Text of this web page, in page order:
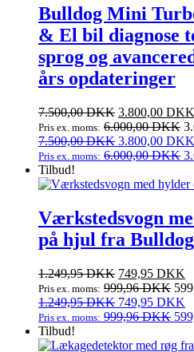
kan
vælges
på
Bulldog Mini
& El bil diagnose
sprog og
års opdateringer
7.500,00DKK Den
oprindelige
pris
var:
3.800,00 DKK
Pris ex. moms: 6.000,00DKK
7.500,00DKK Den
oprindelige
var:
3.800,00 DKK
Pris ex. moms: 6.000,00DKK
Tilbud!
Værkstedsvogn
på hjul fra Bulldog
1.249,95DKK Den
oprindelige
pris
var:
749,95 DKK
Pris ex. moms: 999,96DKK
1.249,95DKK Den
oprindelige
var:
749,95 DKK
er:
Pris ex. moms: 999,96DKK
Tilbud!